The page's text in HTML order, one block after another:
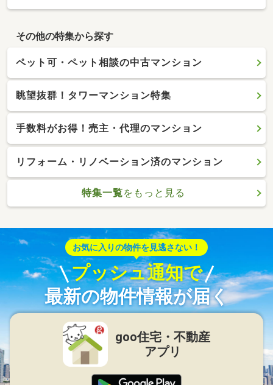
その他の特集から探す
ペット可・ペット相談の中古マンション
眺望抜群！タワーマンション特集
手数料がお得！売主・代理のマンション
リフォーム・リノベーション済のマンション
特集一覧をもっと見る
お気に入りの物件を見逃さない！
プッシュ通知で
最新の物件情報が届く
goo住宅・不動産
アプリ